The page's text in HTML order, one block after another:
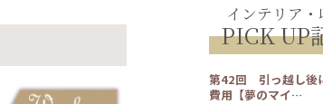
インテリア・
PICK UP
第42回 引っ越し後
費用【夢のマイ…